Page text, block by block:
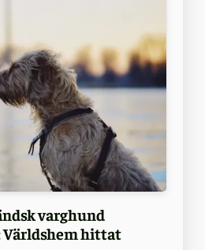
varghund
Världshem hittat